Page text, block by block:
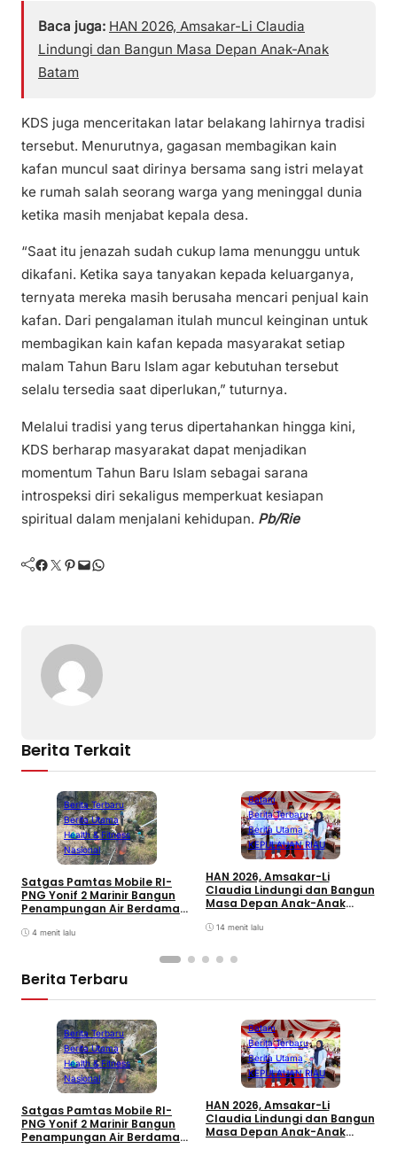
Baca juga: HAN 2026, Amsakar-Li Claudia
Lindungi dan Bangun Masa Depan Anak-Anak
Batam
KDS juga menceritakan latar belakang lahirnya tradisi
tersebut. Menurutnya, gagasan membagikan kain
kafan muncul saat dirinya bersama sang istri melayat
ke rumah salah seorang warga yang meninggal dunia
ketika masih menjabat kepala desa.
“Saat itu jenazah sudah cukup lama menunggu untuk
dikafani. Ketika saya tanyakan kepada keluarganya,
ternyata mereka masih berusaha mencari penjual kain
kafan. Dari pengalaman itulah muncul keinginan untuk
membagikan kain kafan kepada masyarakat setiap
malam Tahun Baru Islam agar kebutuhan tersebut
selalu tersedia saat diperlukan,” tuturnya.
Melalui tradisi yang terus dipertahankan hingga kini,
KDS berharap masyarakat dapat menjadikan
momentum Tahun Baru Islam sebagai sarana
introspeksi diri sekaligus memperkuat kesiapan
spiritual dalam menjalani kehidupan. Pb/Rie
Facebook Twitter Pinterest Mail WhatsApp
Berita Terkait
Berita Terbaru
Berita Utama
Health & Fitness
Nasional
Satgas Pamtas Mobile RI-
PNG Yonif 2 Marinir Bangun
Penampungan Air Berdama
4 menit lalu
Batam
Berita Terbaru
Berita Utama
KEPULAUAN RIAU
HAN 2026, Amsakar-Li
Claudia Lindungi dan Bangun
Masa Depan Anak-Anak
14 menit lalu
Berita Terbaru
Berita Terbaru
Berita Utama
Health & Fitness
Nasional
Satgas Pamtas Mobile RI-
PNG Yonif 2 Marinir Bangun
Penampungan Air Berdama
Batam
Berita Terbaru
Berita Utama
KEPULAUAN RIAU
HAN 2026, Amsakar-Li
Claudia Lindungi dan Bangun
Masa Depan Anak-Anak